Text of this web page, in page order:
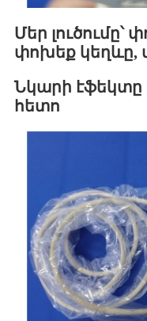
Մեր
փոխեք կեղևը,
Նկարի էֆեկտը
հետո